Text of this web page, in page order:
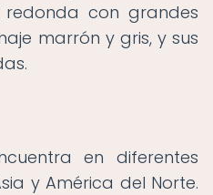
con grandes
marrón y gris, y sus
en diferentes
y América del Norte.